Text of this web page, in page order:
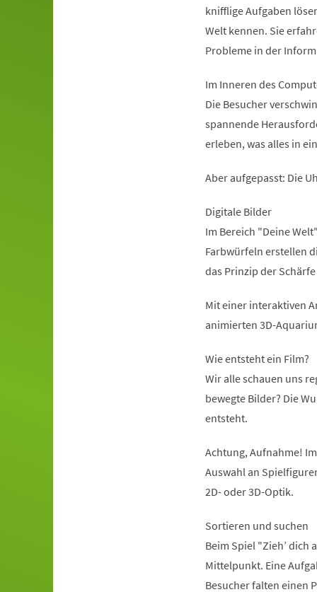
knifflige Aufgaben
Welt kennen. Sie
Probleme in der
Im Inneren des
Die Besucher
spannende
erleben, was alles in
Aber aufgepasst: Die
Digitale Bilder
Im Bereich "Deine
Farbwürfeln erstellen
das Prinzip der
Mit einer interaktiven
animierten 3D-
Wie entsteht ein Film?
Wir alle schauen uns
bewegte Bilder? Die
entsteht.
Achtung, Aufnahme!
Auswahl an
2D- oder 3D-Optik.
Sortieren und suchen
Beim Spiel "Zieh’
Mittelpunkt. Eine
Besucher falten einen